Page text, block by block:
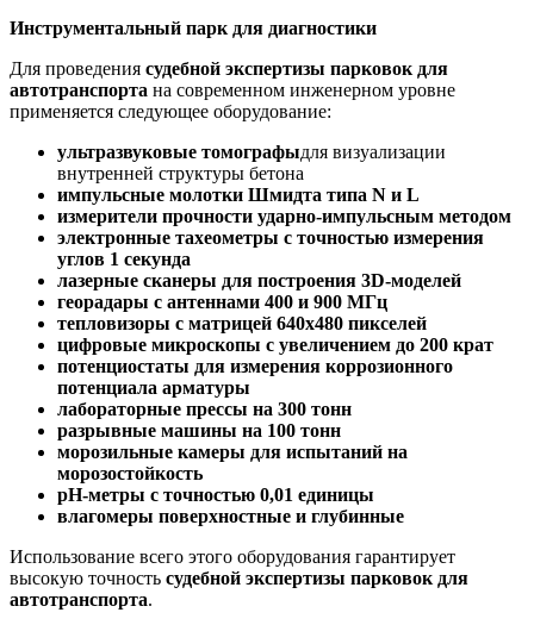
Инструментальный парк для диагностики
Для проведения судебной экспертизы парковок для
автотранспорта на современном инженерном уровне
применяется следующее оборудование:
ультразвуковые томографыдля визуализации
внутренней структуры бетона
импульсные молотки Шмидта типа N и L
измерители прочности ударно-импульсным методом
электронные тахеометры с точностью измерения
углов 1 секунда
лазерные сканеры для построения 3D-моделей
георадары с антеннами 400 и 900 МГц
тепловизоры с матрицей 640х480 пикселей
цифровые микроскопы с увеличением до 200 крат
потенциостаты для измерения коррозионного
потенциала арматуры
лабораторные прессы на 300 тонн
разрывные машины на 100 тонн
морозильные камеры для испытаний на
морозостойкость
pH-метры с точностью 0,01 единицы
влагомеры поверхностные и глубинные
Использование всего этого оборудования гарантирует
высокую точность судебной экспертизы парковок для
автотранспорта.